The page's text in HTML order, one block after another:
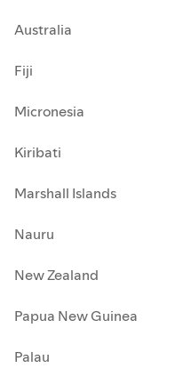
Australia
Fiji
Micronesia
Kiribati
Marshall Islands
Nauru
New Zealand
Papua New Guinea
Palau